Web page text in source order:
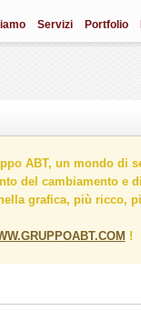
Servizi Portfolio
ABT, un mondo di
del cambiamento e
grafica, più ricco,
!